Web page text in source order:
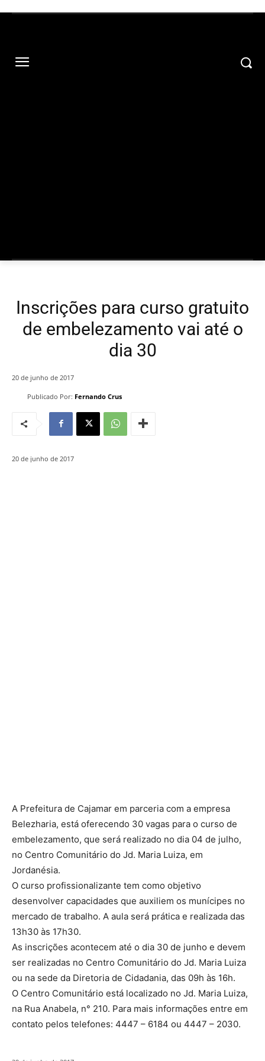
Inscrições para curso gratuito
de embelezamento vai até o
dia 30
Publicado Por: Fernando Crus
20 de junho de 2017
20 de junho de 2017
A Prefeitura de Cajamar em parceria com a empresa
Belezharia, está oferecendo 30 vagas para o curso de
embelezamento, que será realizado no dia 04 de julho,
no Centro Comunitário do Jd. Maria Luiza, em
Jordanésia.
O curso profissionalizante tem como objetivo
desenvolver capacidades que auxiliem os munícipes no
mercado de trabalho. A aula será prática e realizada das
13h30 às 17h30.
As inscrições acontecem até o dia 30 de junho e devem
ser realizadas no Centro Comunitário do Jd. Maria Luiza
ou na sede da Diretoria de Cidadania, das 09h às 16h.
O Centro Comunitário está localizado no Jd. Maria Luiza,
na Rua Anabela, n° 210. Para mais informações entre em
contato pelos telefones: 4447 – 6184 ou 4447 – 2030.